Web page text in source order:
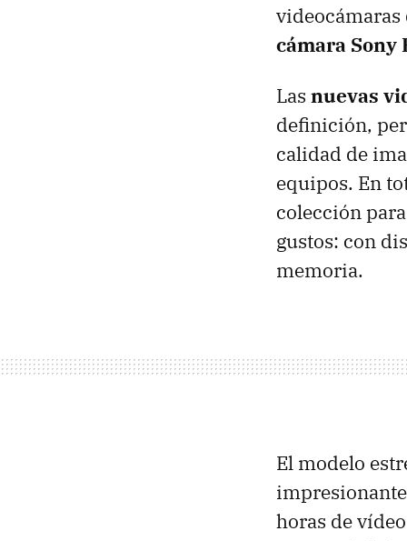
videocámaras
cámara Sony
Las nuevas
definición,
calidad de
equipos. En
colección
gustos: con
memoria.
El modelo
horas de